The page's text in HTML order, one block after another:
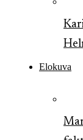
Elokuva